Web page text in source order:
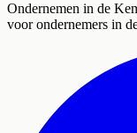
Ondernemen in de
voor ondernemers in